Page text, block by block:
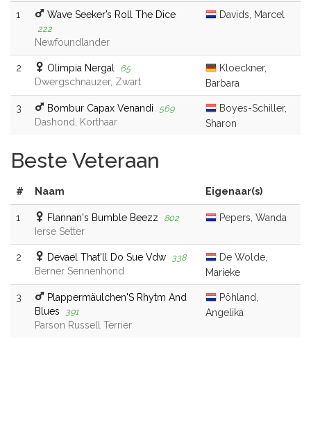
1 Wave Seeker’s Roll The Dice
222
Newfoundlander
Davids, Marcel
2 Olimpia Nergal 65
Dwergschnauzer, Zwart
Kloeckner,
Barbara
3 Bombur Capax Venandi 569
Dashond, Korthaar
Boyes-Schiller,
Sharon
Beste Veteraan
# Naam Eigenaar(s)
1 Flannan's Bumble Beezz 802
Ierse Setter
Pepers, Wanda
2 Devael That'll Do Sue Vdw 338
Berner Sennenhond
De Wolde,
Marieke
3
Plappermäulchen'S Rhytm And
Blues
391
Parson Russell Terrier
Pöhland,
Angelika